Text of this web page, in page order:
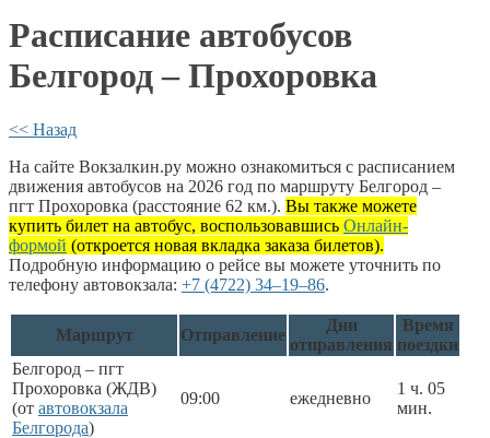
Расписание автобусов
Белгород – Прохоровка
<< Назад
На сайте Вокзалкин.ру можно ознакомиться с расписанием
движения автобусов на 2026 год по маршруту Белгород –
пгт Прохоровка (расстояние 62 км.). Вы также можете
купить билет на автобус, воспользовавшись Онлайн-
формой (откроется новая вкладка заказа билетов).
Подробную информацию о рейсе вы можете уточнить по
телефону автовокзала: +7 (4722) 34–19–86.
Маршрут Отправление
Дни
отправления
Время
поездки
Белгород – пгт
Прохоровка (ЖДВ)
(от автовокзала
Белгорода)
09:00 ежедневно
1 ч. 05
мин.